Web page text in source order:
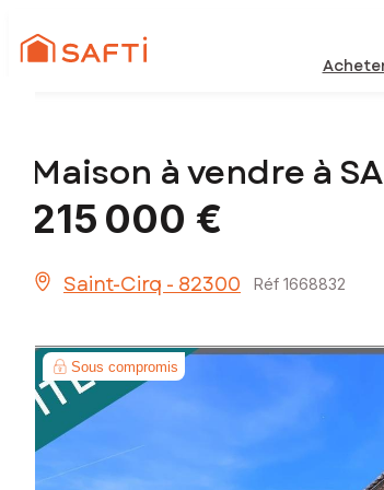
Maison à vendre à
215 000 €
Saint-Cirq - 82300 Réf 1668832
Sous compromis